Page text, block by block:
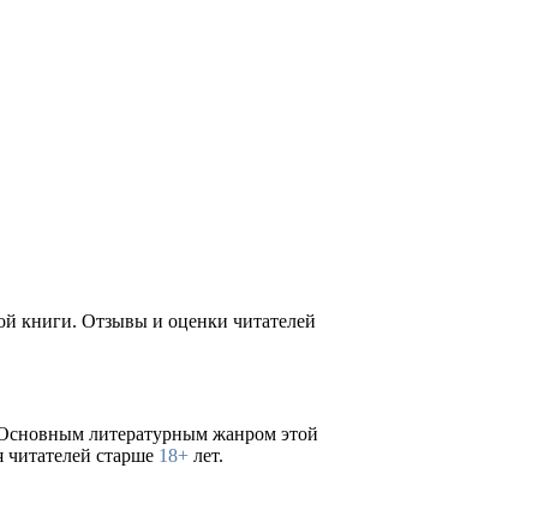
книги. Отзывы и оценки читателей
литературным жанром этой
старше 18+ лет.